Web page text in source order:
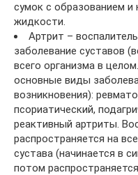
сумок с образованием и
жидкости.
Артрит –
заболевание суставов
всего организма в
основные виды
возникновения):
псориатический,
реактивный артриты.
распространяется на
сустава (начинается в
потом